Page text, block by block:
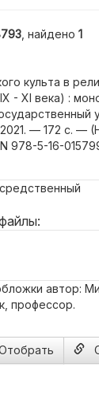
, найдено 1
культа в
- XI века) :
— 172 с. —
978-5-16-
автор:
профессор.